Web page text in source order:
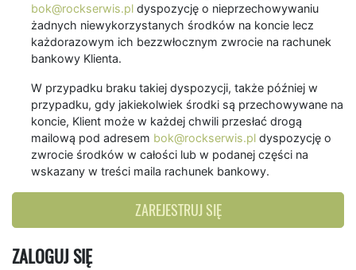
bok@rockserwis.pl dyspozycję o nieprzechowywaniu
żadnych niewykorzystanych środków na koncie lecz
każdorazowym ich bezzwłocznym zwrocie na rachunek
bankowy Klienta.
W przypadku braku takiej dyspozycji, także później w
przypadku, gdy jakiekolwiek środki są przechowywane na
koncie, Klient może w każdej chwili przesłać drogą
mailową pod adresem bok@rockserwis.pl dyspozycję o
zwrocie środków w całości lub w podanej części na
wskazany w treści maila rachunek bankowy.
ZAREJESTRUJ SIĘ
ZALOGUJ SIĘ